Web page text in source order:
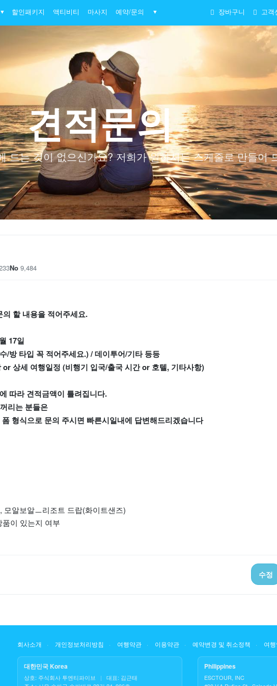
▼ 할인패키지 액티비티 마사지 예약/문의 ▼ 장바구니 고객
견적문의
드는 것이 없으신가요? 저희가 원하시는 스케줄로 만들어
No 9,484
할 내용을 적어주세요.
17일
/방 타입 꼭 적어주세요.) / 데이투어/기타 등등
상세 여행일정 (비행기 입국/출국 시간 or 호텔, 기타사항)
따라 견적금액이 틀려집니다.
리는 분들은
형식으로 문의 주시면 빠른시일내에 답변해드리겠습니다
알보알ㅡ리조트 드랍(화이트샌즈)
이 있는지 여부
수정
회사소개 개인정보처리방침 여행약관 이용약관 예약변경 및 취소정책 여
대한민국 Korea
상호: 주식회사 투엔티파이브 |
대표: 김근태
Philippines
ESCTOUR, INC